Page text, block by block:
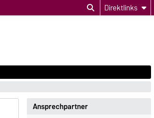
Direktlinks
Ansprechpartner